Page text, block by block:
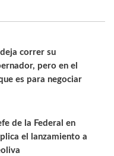
correr su
pero en el
es para negociar
de la Federal en
el lanzamiento a